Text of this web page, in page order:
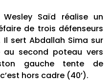
Saïd réalise un
de trois défenseurs
Il sert Abdallah Sima sur
second poteau vers
gauche tente de
hors cadre (40’).